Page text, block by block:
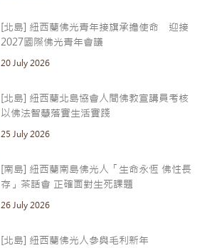
[北島] 紐西蘭佛光青年接旗承擔使命 迎接
2027國際佛光青年會議
20 July 2026
[北島] 紐西蘭北島協會人間佛教宣講員考核
以佛法智慧落實生活實踐
25 July 2026
[南島] 紐西蘭南島佛光人「生命永恆 佛性長
存」茶話會 正確面對生死課題
26 July 2026
[北島] 紐西蘭佛光人參與毛利新年